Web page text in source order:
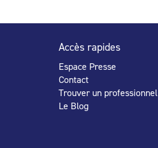
Accès rapides
Espace Presse
Contact
Trouver un professionnel
Le Blog